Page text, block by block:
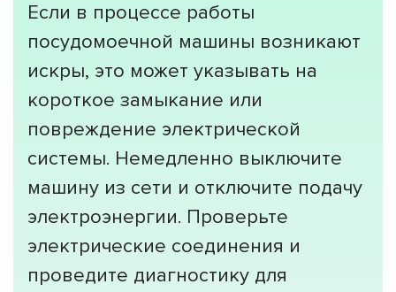
Если в процессе работы
посудомоечной машины возникают
искры, это может указывать на
короткое замыкание или
повреждение электрической
системы. Немедленно выключите
машину из сети и отключите подачу
электроэнергии. Проверьте
электрические соединения и
проведите диагностику для